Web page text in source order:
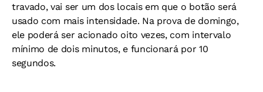
travado, vai ser um dos locais em que o botão será
usado com mais intensidade. Na prova de domingo,
ele poderá ser acionado oito vezes, com intervalo
mínimo de dois minutos, e funcionará por 10
segundos.